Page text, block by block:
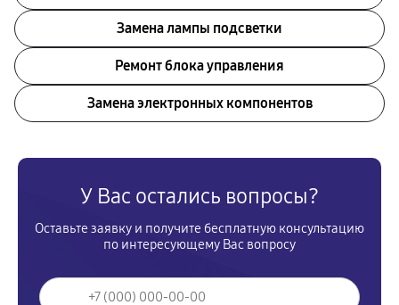
Замена лампы подсветки
Ремонт блока управления
Замена электронных компонентов
У Вас остались вопросы?
Оставьте заявку и получите бесплатную консультацию
по интересующему Вас вопросу